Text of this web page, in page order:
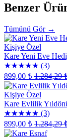
Benzer
Tümünü Gör →
Kişiye Özel
Kare Yeni Eve
★★★★★ (3)
899,00 ₺ 1.284,29
Kişiye Özel
Kare Evlilik
★★★★★ (3)
899,00 ₺ 1.284,29